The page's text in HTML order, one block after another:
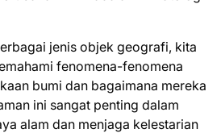
jenis objek geografi, kita
fenomena-fenomena
bumi dan bagaimana mereka
ini sangat penting dalam
alam dan menjaga kelestarian